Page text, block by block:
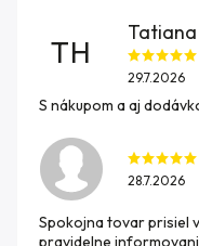
TH
29.7.2026
S nákupom a aj
28.7.2026
Spokojna tovar prisiel
pravidelne